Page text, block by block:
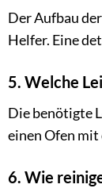
Der Aufbau
Helfer. Eine
5. Welche
Die benötigte
einen Ofen mit
6. Wie